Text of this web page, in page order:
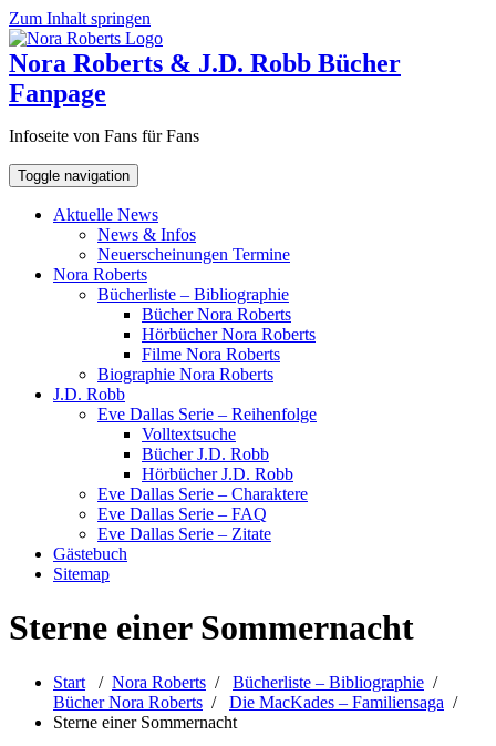
Zum Inhalt springen
Nora Roberts & J.D. Robb Bücher
Fanpage
Infoseite von Fans für Fans
Toggle navigation
Aktuelle News
News & Infos
Neuerscheinungen Termine
Nora Roberts
Bücherliste – Bibliographie
Bücher Nora Roberts
Hörbücher Nora Roberts
Filme Nora Roberts
Biographie Nora Roberts
J.D. Robb
Eve Dallas Serie – Reihenfolge
Volltextsuche
Bücher J.D. Robb
Hörbücher J.D. Robb
Eve Dallas Serie – Charaktere
Eve Dallas Serie – FAQ
Eve Dallas Serie – Zitate
Gästebuch
Sitemap
Sterne einer Sommernacht
Start / Nora Roberts / Bücherliste – Bibliographie /
Bücher Nora Roberts / Die MacKades – Familiensaga /
Sterne einer Sommernacht